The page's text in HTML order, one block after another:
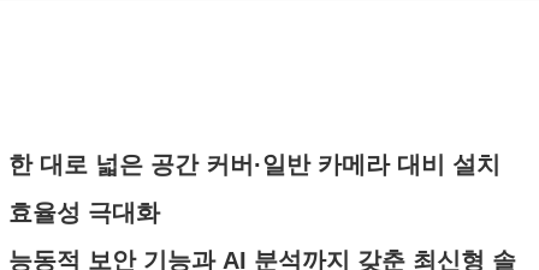
한 대로 넓은 공간 커버·일반 카메라 대비 설치
효율성 극대화
능동적 보안 기능과 AI 분석까지 갖춘 최신형 솔